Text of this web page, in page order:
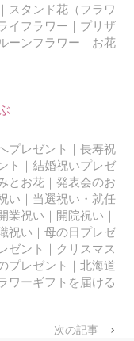
｜ スタンド花（フラワ
イフラワー ｜ プリザ
ーンフラワー ｜ お花
プレゼント ｜ 長寿祝
ト ｜ 結婚祝いプレゼ
とお花 ｜ 発表会のお
い ｜ 当選祝い・就任
業祝い ｜ 開院祝い ｜
祝い ｜ 母の日プレゼ
ゼント ｜ クリスマス
プレゼント ｜ 北海道
ワーギフトを届ける
次の記事